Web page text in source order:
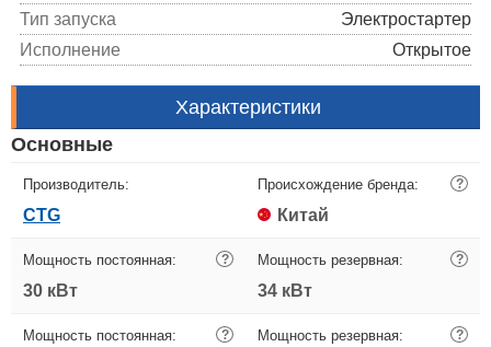
Тип запуска
Электростартер
Исполнение
Открытое
Характеристики
Основные
Производитель:
CTG
Происхождение бренда: ?
Китай
Мощность постоянная: ?
30 кВт
Мощность резервная: ?
34 кВт
Мощность постоянная: ? Мощность резервная: ?